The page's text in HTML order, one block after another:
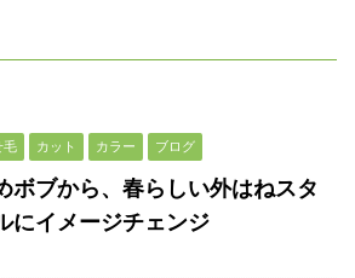
毛 カット カラー ブログ
ボブから、春らしい外はねスタ
にイメージチェンジ